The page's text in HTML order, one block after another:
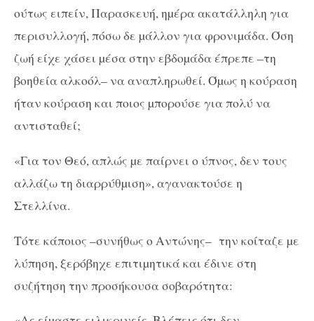
ούτως ειπείν, Παρασκευή, ηµέρα ακατάλληλη για
περισυλλογή, πόσω δε µάλλον για φρονιµάδα. Όση
ζωή είχε χάσει µέσα στην εβδοµάδα έπρεπε –τη
βοηθεία αλκοόλ– να αναπληρωθεί. Όµως η κούραση
ήταν κούραση και ποιος µπορούσε για πολύ να
αντισταθεί;
«Για τον Θεό, απλώς µε παίρνει ο ύπνος, δεν τους
αλλάζω τη διαρρύθµιση», αγανακτούσε η
Στελλίνα.
Τότε κάποιος –συνήθως ο Αντώνης– την κοίταζε µε
λύπηση, ξερόβηχε επιτιµητικά και έδινε στη
συζήτηση την προσήκουσα σοβαρότητα: